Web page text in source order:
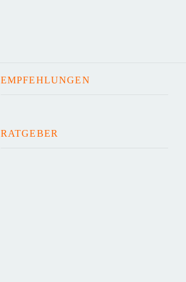
EMPFEHLUNGEN
RATGEBER